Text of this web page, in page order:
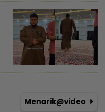
Menarik@video